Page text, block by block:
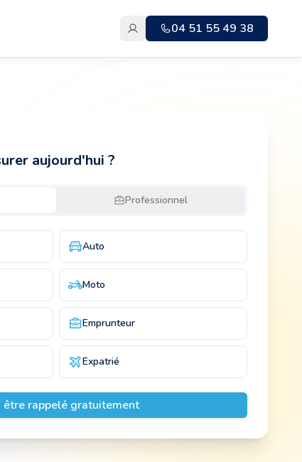
04 51 55 49 38
aujourd'hui ?
Professionnel
Auto
Moto
Emprunteur
Expatrié
être rappelé gratuitement